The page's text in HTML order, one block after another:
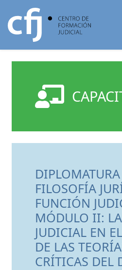
FILOSOFÍA
FUNCIÓN
MÓDULO II:
JUDICIAL EN
DE LAS
CRÍTICAS DEL